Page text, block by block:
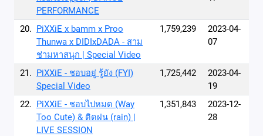
PERFORMANCE
20. PiXXiE x bamm x Proo
Thunwa x DIDIxDADA - สาม
ช่ามหาสนุก | Special Video
1,759,239
2023-04-
07
21. PiXXiE - ชอบอยู่ รู้ยัง (FYI)
Special Video
1,725,442
2023-04-
19
22. PiXXiE - ชอบไปหมด (Way
Too Cute) & ติดฝน (rain) |
LIVE SESSION
1,351,843
2023-12-
28